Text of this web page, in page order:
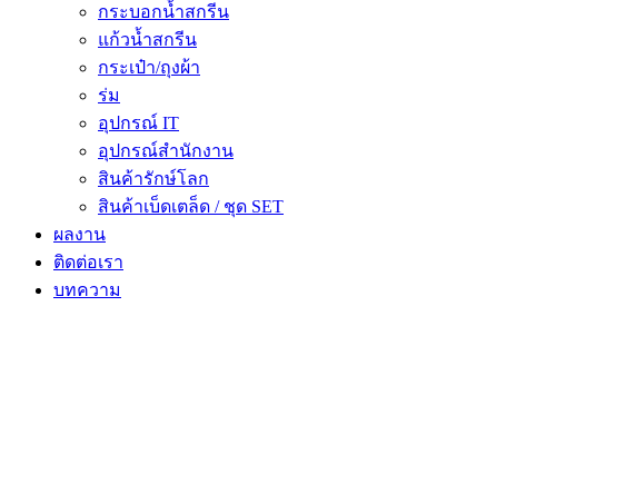
กระบอกน้ำสกรีน
แก้วน้ำสกรีน
กระเป๋า/ถุงผ้า
ร่ม
อุปกรณ์ IT
อุปกรณ์สำนักงาน
สินค้ารักษ์โลก
สินค้าเบ็ดเตล็ด / ชุด SET
ผลงาน
ติดต่อเรา
บทความ